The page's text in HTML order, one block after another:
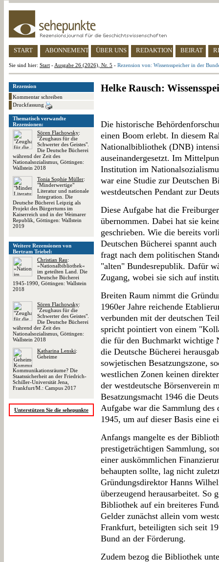
START ABONNEMENT ÜBER UNS REDAKTION BEIRAT
Sie sind hier: Start - Ausgabe 26 (2026), Nr. 5 - Rezension von: Wissensspeicher in der
Rezension
Kommentar schreiben
Druckfassung
Thematisch verwandte
Rezensionen:
Sören Flachowsky:
"Zeughaus für die
Schwerter des Geistes".
Die Deutsche Bücherei
während der Zeit des
Nationalsozialismus, Göttingen:
Wallstein 2018
Tonia Sophie Müller:
"Minderwertige"
Literatur und nationale
Integration. Die
Deutsche Bücherei Leipzig als
Projekt des Bürgertums im
Kaiserreich und in der Weimarer
Republik, Göttingen: Wallstein
2019
Weitere Rezensionen von
Bertram Triebel:
Christian Rau:
»Nationalbibliothek«
im geteilten Land. Die
Deutsche Bücherei
1945-1990, Göttingen: Wallstein
2018
Sören Flachowsky:
"Zeughaus für die
Schwerter des Geistes".
Die Deutsche Bücherei
während der Zeit des
Nationalsozialismus, Göttingen:
Wallstein 2018
Katharina Lenski:
Geheime
Kommunikationsräume? Die
Staatssicherheit an der Friedrich-
Schiller-Universität Jena,
Frankfurt/M.: Campus 2017
Unterstützen Sie die sehepunkte
Helke Rausch:
Die historische
einen Boom erlebt. In diesem
Nationalbibliothek (DNB)
auseinandergesetzt. Im
Institution im
war eine Studie zur Deutschen
westdeutschen Pendant zur
Diese Aufgabe hat die
übernommen. Dabei hat sie
geschrieben. Wie die bereits
Deutschen Bücherei spannt
fragt nach dem politischen
"alten" Bundesrepublik. Dafür
Zugang, wobei sie sich auf
Breiten Raum nimmt die
1960er Jahre reichende
verbunden mit der deutschen
spricht pointiert von einem
die für den Buchmarkt
die Deutsche Bücherei
sowjetischen Besatzungszone,
westlichen Zonen keinen
der westdeutsche Börsenverein
Besatzungsmacht 1946 die
Aufgabe war die Sammlung des
1945, um auf dieser Basis eine
Anfangs mangelte es der
prestigeträchtigen Sammlung,
einer auskömmlichen
behaupten sollte, lag nicht
Gründungsdirektor Hanns
überzeugend herausarbeitet. So
Bibliothek auf ein breiteres
Gelder zunächst allein vom
Frankfurt, beteiligten sich seit
Bund an der Förderung.
Zudem bezog die Bibliothek